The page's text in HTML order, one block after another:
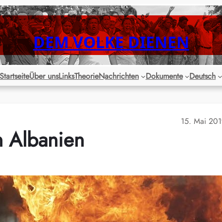
DEM VOLKE DIENEN
StartseiteÜber unsLinksTheorieNachrichten Dokumente Deutsch
15. Mai
Albanien